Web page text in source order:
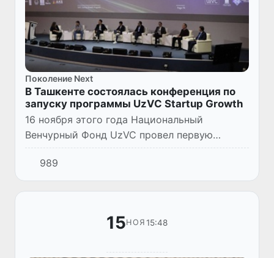
Поколение Next
В Ташкенте состоялась конференция по
запуску программы UzVC Startup Growth
16 ноября этого года Национальный
Венчурный Фонд UzVC провел первую
конференцию, посвященную запуску
Программы UzVC Startup Growth (SGP).
989
15НОЯ 15:48